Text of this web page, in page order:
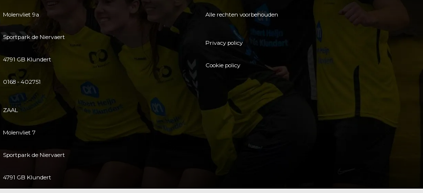
Molenvliet 9a
Sportpark de Niervaert
4791 GB Klundert
0168 - 402751
ZAAL
Molenvliet 7
Sportpark de Niervaert
4791 GB Klundert
Alle rechten voorbehouden
Privacy policy
Cookie policy